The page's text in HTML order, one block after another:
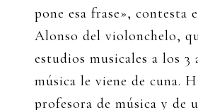
pone esa frase», contesta
Alonso del violonchelo,
estudios musicales a los 3
música le viene de cuna.
profesora de música y de